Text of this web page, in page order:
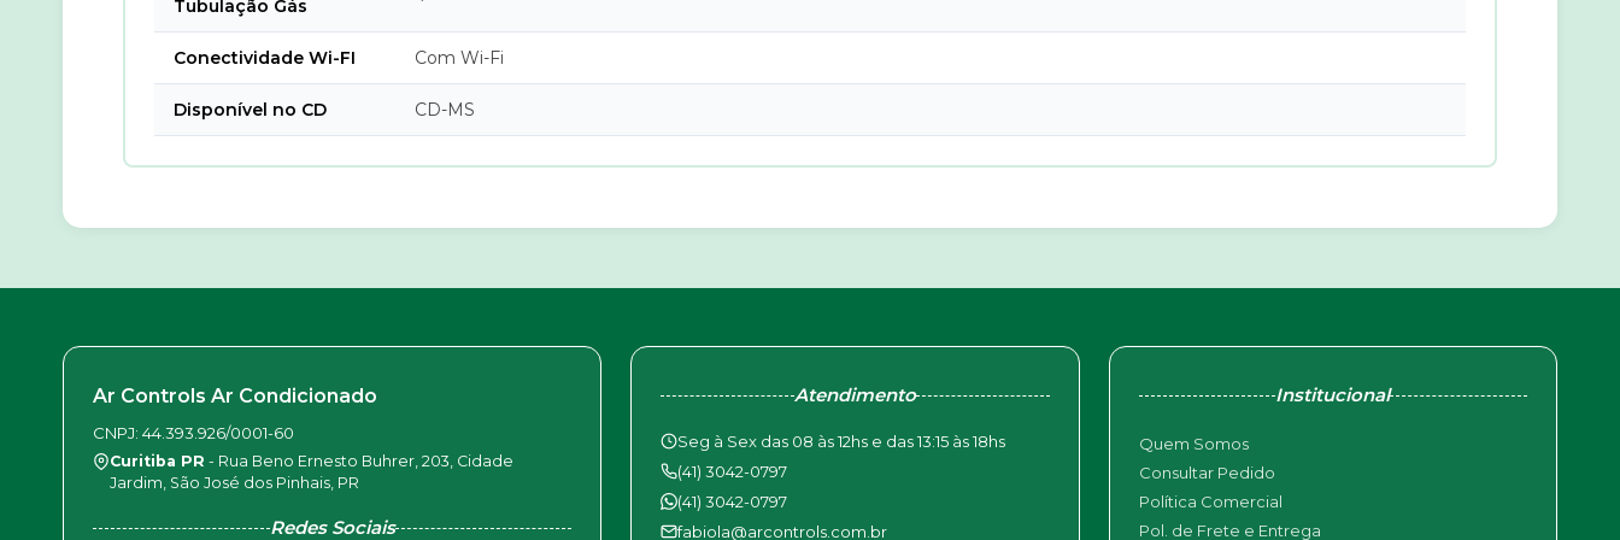
Tubulação Gás
Conectividade Wi-FI Com Wi-Fi
Disponível no CD CD-MS
Ar Controls Ar Condicionado
CNPJ: 44.393.926/0001-60
Curitiba PR - Rua Beno Ernesto Buhrer, 203, Cidade
Jardim, São José dos Pinhais, PR
Redes Sociais
Atendimento
Seg à Sex das 08 às 12hs e das 13:15 às 18hs
(41) 3042-0797
(41) 3042-0797
fabiola@arcontrols.com.br
Institucional
Quem Somos
Consultar Pedido
Política Comercial
Pol. de Frete e Entrega